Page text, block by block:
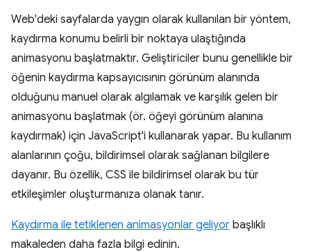
Web'deki sayfalarda yaygın olarak kullanılan bir yöntem,
kaydırma konumu belirli bir noktaya ulaştığında
animasyonu başlatmaktır. Geliştiriciler bunu genellikle bir
öğenin kaydırma kapsayıcısının görünüm alanında
olduğunu manuel olarak algılamak ve karşılık gelen bir
animasyonu başlatmak (ör. öğeyi görünüm alanına
kaydırmak) için JavaScript'i kullanarak yapar. Bu kullanım
alanlarının çoğu, bildirimsel olarak sağlanan bilgilere
dayanır. Bu özellik, CSS ile bildirimsel olarak bu tür
etkileşimler oluşturmanıza olanak tanır.
Kaydırma ile tetiklenen animasyonlar geliyor başlıklı
makaleden daha fazla bilgi edinin.